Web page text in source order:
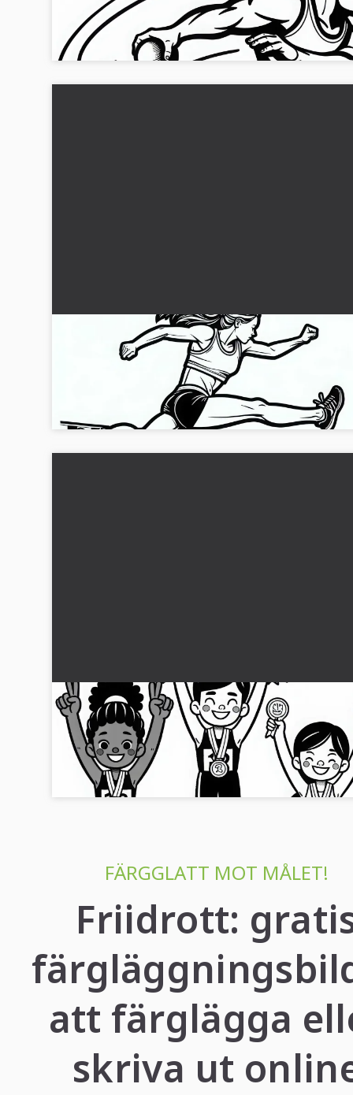
Designa kula stöta målarbild – en kreativ färgläggningsidé
friidrottsälskare! Ladda ner bilden gratis nu...
Häcksarlöpare hoppar över häck – Målarbild
friidrott
Upptäck det gratis målarbildet av en häcklöpare. Ladda ner
Prisutdelning med idrottare på podiet –
Målarbild friidrott gratis
Hämta en målarbild för prisutdelningen i friidrott. Ladda ner
gratis nu och färglägg online!...
FÄRGGLATT MOT MÅLET!
Friidrott:
att färglägga
skriva ut